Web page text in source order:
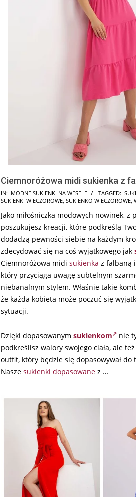
Ciemnoróżowa midi sukienka z
2024-
08-
15
IN: MODNE SUKIENKI NA WESELE TAGGED:
SUKIENKI WIECZOROWE, SUKIENKO WIECZOROWE,
Jako miłośniczka modowych nowinek, z
poszukujesz kreacji, które podkreślą
dodadzą pewności siebie na każdym
zdecydować się na coś wyjątkowego jak
Ciemnoróżowa midi sukienka z falbaną
który przyciąga uwagę subtelnym
niebanalnym stylem. Właśnie takie
że każda kobieta może poczuć się
sytuacji.
Dzięki dopasowanym sukienkom
nie
podkreślisz walory swojego ciała, ale
outfit, który będzie się dopasowywał do
Nasze sukienki dopasowane z …